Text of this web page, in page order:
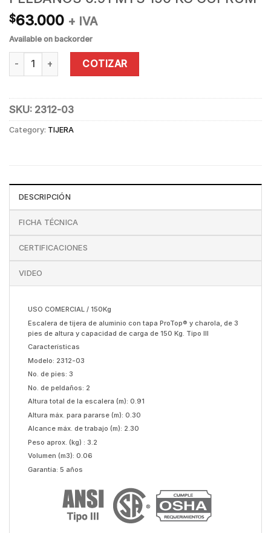
$63.000 + IVA
Available on backorder
ESCALERA ALUMINIO TIJERA 3 PELDAÑOS 0.91 MTS 150 KG
COTIZAR
SKU: 2312-03
Category: TIJERA
DESCRIPCIÓN
FICHA TÉCNICA
CERTIFICACIONES
VIDEO
USO COMERCIAL / 150Kg
Escalera de tijera de aluminio con tapa ProTop® y charola, de 3
pies de altura y capacidad de carga de 150 Kg. Tipo III
Características
Modelo: 2312-03
No. de pies: 3
No. de peldaños: 2
Altura total de la escalera (m): 0.91
Altura máx. para pararse (m): 0.30
Alcance máx. de trabajo (m): 2.30
Peso aprox. (kg) : 3.2
Volumen (m3): 0.06
Garantía: 5 años